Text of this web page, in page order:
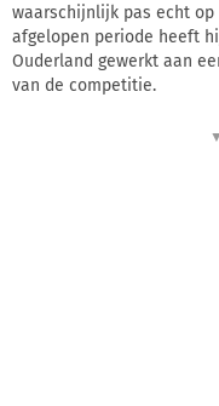
waarschijnlijk pas echt op
afgelopen periode heeft
Ouderland gewerkt aan
van de competitie.